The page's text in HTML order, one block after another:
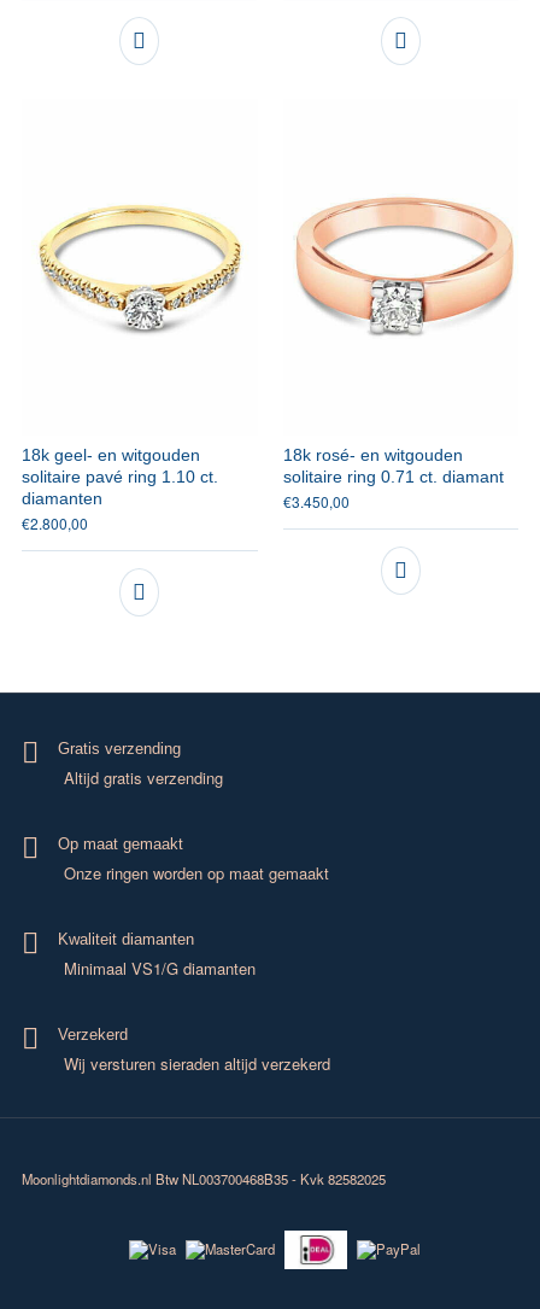
18k geel- en witgouden
solitaire pavé ring 1.10 ct.
diamanten
€2.800,00
18k rosé- en witgouden
solitaire ring 0.71 ct. diamant
€3.450,00
Gratis verzending
Altijd gratis verzending
Op maat gemaakt
Onze ringen worden op maat gemaakt
Kwaliteit diamanten
Minimaal VS1/G diamanten
Verzekerd
Wij versturen sieraden altijd verzekerd
Moonlightdiamonds.nl Btw NL003700468B35 - Kvk 82582025